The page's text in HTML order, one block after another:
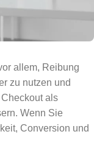
allem, Reibung
zu nutzen und
als
Wenn Sie
Conversion und